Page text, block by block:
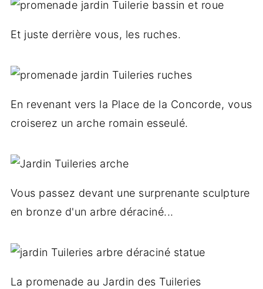
Et juste derrière vous, les ruches.
En revenant vers la Place de la Concorde, vous
croiserez un arche romain esseulé.
Vous passez devant une surprenante sculpture
en bronze d'un arbre déraciné...
La promenade au Jardin des Tuileries